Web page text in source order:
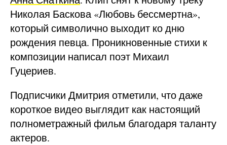
Николая Баскова «Любовь бессмертна»,
который символично выходит ко дню
рождения певца. Проникновенные стихи к
композиции написал поэт Михаил
Гуцериев.
Подписчики Дмитрия отметили, что даже
короткое видео выглядит как настоящий
полнометражный фильм благодаря таланту
актеров.